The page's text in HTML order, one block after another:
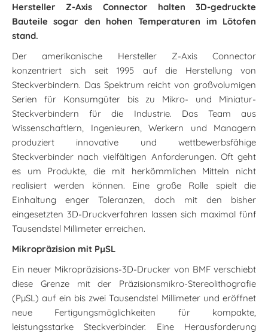
Hersteller Z-Axis Connector halten 3D-gedruckte
Bauteile sogar den hohen Temperaturen im Lötofen
stand.
Der amerikanische Hersteller Z-Axis Connector
konzentriert sich seit 1995 auf die Herstellung von
Steckverbindern. Das Spektrum reicht von großvolumigen
Serien für Konsumgüter bis zu Mikro- und Miniatur-
Steckverbindern für die Industrie. Das Team aus
Wissenschaftlern, Ingenieuren, Werkern und Managern
produziert innovative und wettbewerbsfähige
Steckverbinder nach vielfältigen Anforderungen. Oft geht
es um Produkte, die mit herkömmlichen Mitteln nicht
realisiert werden können. Eine große Rolle spielt die
Einhaltung enger Toleranzen, doch mit den bisher
eingesetzten 3D-Druckverfahren lassen sich maximal fünf
Tausendstel Millimeter erreichen.
Mikropräzision mit PµSL
Ein neuer Mikropräzisions-3D-Drucker von BMF verschiebt
diese Grenze mit der Präzisionsmikro-Stereolithografie
(PµSL) auf ein bis zwei Tausendstel Millimeter und eröffnet
neue Fertigungsmöglichkeiten für kompakte,
leistungsstarke Steckverbinder. Eine Herausforderung